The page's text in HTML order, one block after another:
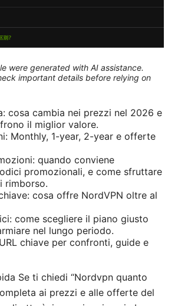
were generated with AI assistance.
important details before relying on
cosa cambia nei prezzi nel 2026 e
il miglior valore.
Monthly, 1-year, 2-year e offerte
quando conviene
promozionali, e come sfruttare
rimborso.
cosa offre NordVPN oltre al
come scegliere il piano giusto
nel lungo periodo.
chiave per confronti, guide e
Se ti chiedi “Nordvpn quanto
ai prezzi e alle offerte del